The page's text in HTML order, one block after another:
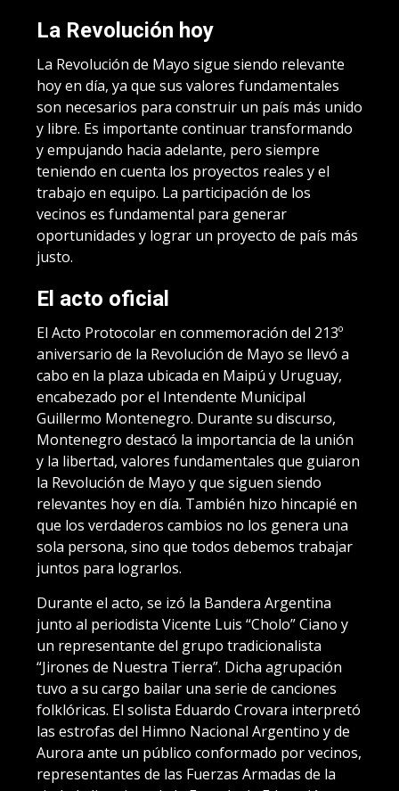
La Revolución hoy
La Revolución de Mayo sigue siendo relevante
hoy en día, ya que sus valores fundamentales
son necesarios para construir un país más unido
y libre. Es importante continuar transformando
y empujando hacia adelante, pero siempre
teniendo en cuenta los proyectos reales y el
trabajo en equipo. La participación de los
vecinos es fundamental para generar
oportunidades y lograr un proyecto de país más
justo.
El acto oficial
El Acto Protocolar en conmemoración del 213º
aniversario de la Revolución de Mayo se llevó a
cabo en la plaza ubicada en Maipú y Uruguay,
encabezado por el Intendente Municipal
Guillermo Montenegro. Durante su discurso,
Montenegro destacó la importancia de la unión
y la libertad, valores fundamentales que guiaron
la Revolución de Mayo y que siguen siendo
relevantes hoy en día. También hizo hincapié en
que los verdaderos cambios no los genera una
sola persona, sino que todos debemos trabajar
juntos para lograrlos.
Durante el acto, se izó la Bandera Argentina
junto al periodista Vicente Luis “Cholo” Ciano y
un representante del grupo tradicionalista
“Jirones de Nuestra Tierra”. Dicha agrupación
tuvo a su cargo bailar una serie de canciones
folklóricas. El solista Eduardo Crovara interpretó
las estrofas del Himno Nacional Argentino y de
Aurora ante un público conformado por vecinos,
representantes de las Fuerzas Armadas de la